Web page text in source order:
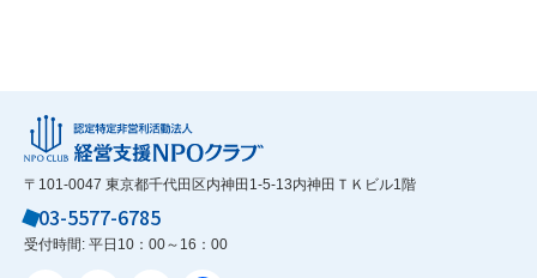
〒101-0047 東京都千代田区内神田1-5-13内神田ＴＫビル1階
03-5577-6785
受付時間: 平日10：00～16：00